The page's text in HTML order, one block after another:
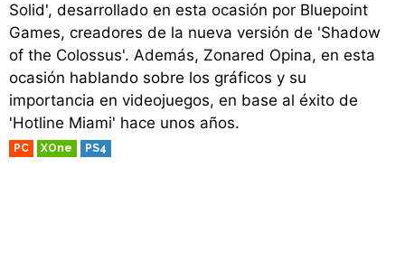
Solid', desarrollado en esta ocasión por Bluepoint
Games, creadores de la nueva versión de 'Shadow
of the Colossus'. Además, Zonared Opina, en esta
ocasión hablando sobre los gráficos y su
importancia en videojuegos, en base al éxito de
'Hotline Miami' hace unos años.
PC XOne PS4